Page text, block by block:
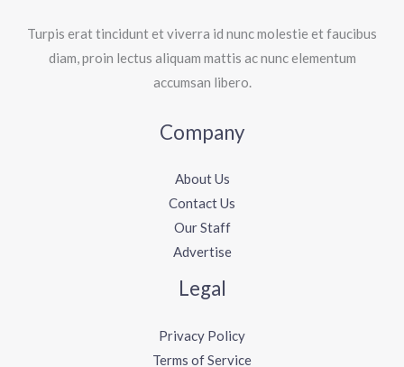
Turpis erat tincidunt et viverra id nunc molestie et faucibus
diam, proin lectus aliquam mattis ac nunc elementum
accumsan libero.
Company
About Us
Contact Us
Our Staff
Advertise
Legal
Privacy Policy
Terms of Service